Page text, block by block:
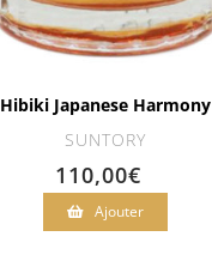
Hibiki Japanese Harmony
SUNTORY
110,00€
Ajouter